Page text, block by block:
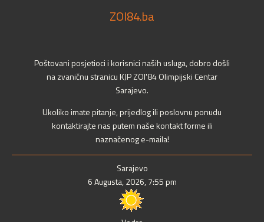
ZOI84.ba
Poštovani posjetioci i korisnici naših usluga, dobro došli
na zvaničnu stranicu KJP ZOI'84 Olimpijski Centar
Sarajevo.
Ukoliko imate pitanje, prijedlog ili poslovnu ponudu
kontaktirajte nas putem naše kontakt forme ili
naznačenog e-maila!
Sarajevo
6 Augusta, 2026, 7:55 pm